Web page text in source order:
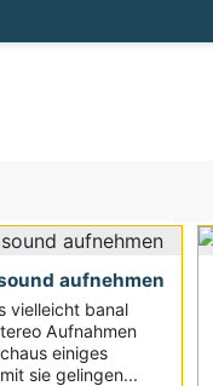
aufnehmen
vielleicht banal
Aufnahmen
einiges
sie gelingen...